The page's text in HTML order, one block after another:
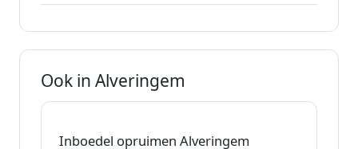
Ook in Alveringem
Inboedel opruimen Alveringem